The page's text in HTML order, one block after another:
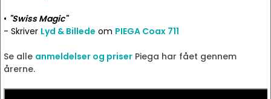
• "Swiss Magic"
- Skriver Lyd & Billede om PIEGA Coax 711
Se alle anmeldelser og priser Piega har fået gennem
årerne.